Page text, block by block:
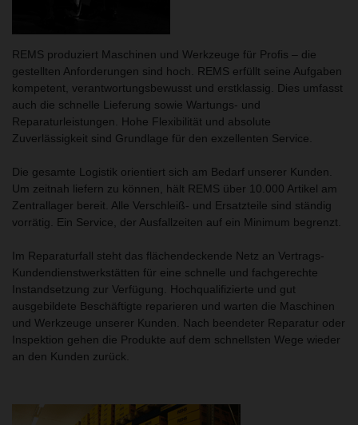
REMS produziert Maschinen und Werkzeuge für Profis – die
gestellten Anforderungen sind hoch. REMS erfüllt seine Aufgaben
kompetent, verantwortungsbewusst und erstklassig. Dies umfasst
auch die schnelle Lieferung sowie Wartungs- und
Reparaturleistungen. Hohe Flexibilität und absolute
Zuverlässigkeit sind Grundlage für den exzellenten Service.
Die gesamte Logistik orientiert sich am Bedarf unserer Kunden.
Um zeitnah liefern zu können, hält REMS über 10.000 Artikel am
Zentrallager bereit. Alle Verschleiß- und Ersatzteile sind ständig
vorrätig. Ein Service, der Ausfallzeiten auf ein Minimum begrenzt.
Im Reparaturfall steht das flächendeckende Netz an Vertrags-
Kundendienstwerkstätten für eine schnelle und fachgerechte
Instandsetzung zur Verfügung. Hochqualifizierte und gut
ausgebildete Beschäftigte reparieren und warten die Maschinen
und Werkzeuge unserer Kunden. Nach beendeter Reparatur oder
Inspektion gehen die Produkte auf dem schnellsten Wege wieder
an den Kunden zurück.